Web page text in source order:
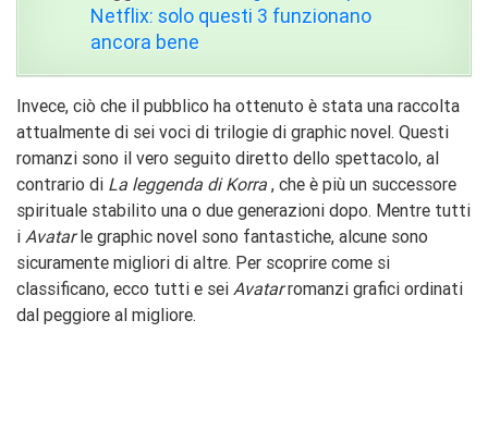
Netflix: solo questi 3 funzionano
ancora bene
Invece, ciò che il pubblico ha ottenuto è stata una raccolta
attualmente di sei voci di trilogie di graphic novel. Questi
romanzi sono il vero seguito diretto dello spettacolo, al
contrario di La leggenda di Korra , che è più un successore
spirituale stabilito una o due generazioni dopo. Mentre tutti
i Avatarle graphic novel sono fantastiche, alcune sono
sicuramente migliori di altre. Per scoprire come si
classificano, ecco tutti e sei Avatarromanzi grafici ordinati
dal peggiore al migliore.